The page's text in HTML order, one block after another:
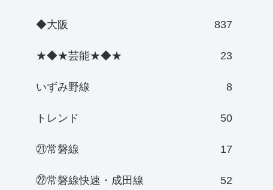
◆大阪 837
★◆★芸能★◆★ 23
いずみ野線 8
トレンド 50
㉑常磐線 17
㉒常磐線快速・成田線 52